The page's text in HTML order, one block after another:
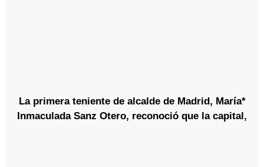
*La primera teniente de alcalde de Madrid, María
Inmaculada Sanz Otero, reconoció que la capital,